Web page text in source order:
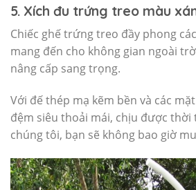
5. Xích đu trứng treo màu
Chiếc ghế trứng treo đầy phong
mang đến cho không gian ngoài
nâng cấp sang trọng.
Với đế thép mạ kẽm bền và các
đệm siêu thoải mái, chịu được
chúng tôi, bạn sẽ không bao giờ